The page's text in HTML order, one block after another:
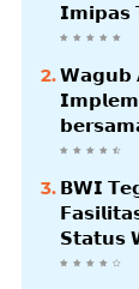
𝗜𝗺𝗶𝗽𝗮𝘀
𝗪𝗮𝗴𝘂𝗯
𝗕𝗪𝗜
𝗦𝘁𝗮𝘁𝘂𝘀